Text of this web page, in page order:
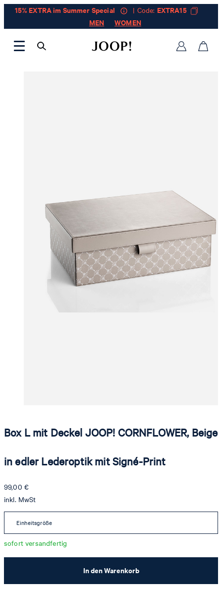
15% EXTRA im Summer Special | Code: EXTRA15
MEN
WOMEN
Box L mit Deckel JOOP! CORNFLOWER, Beige
in edler Lederoptik mit Signé-Print
99,00 €
inkl. MwSt
Einheitsgröße
sofort versandfertig
In den Warenkorb